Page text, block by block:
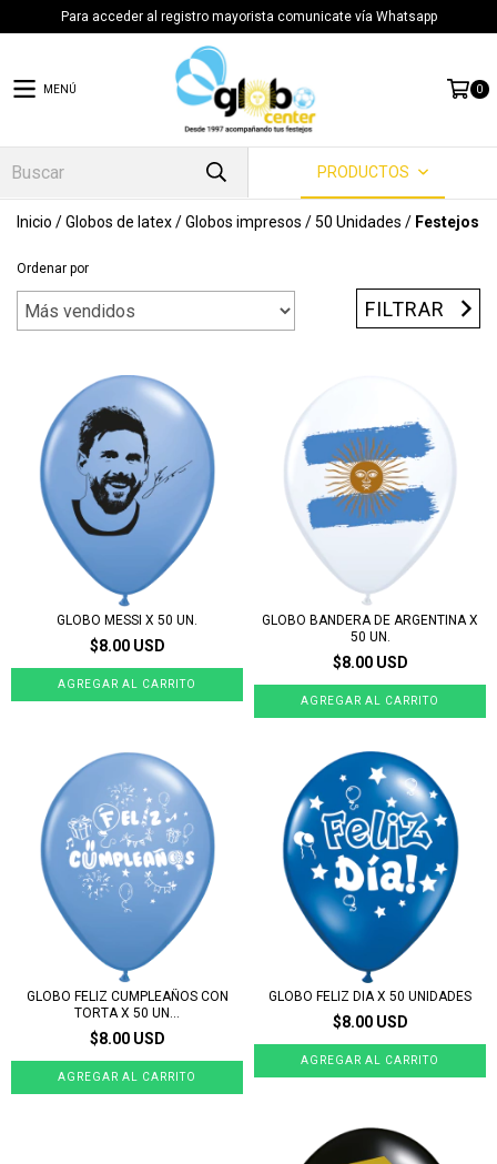
Para acceder al registro mayorista comunicate vía Whatsapp
MENÚ 0
PRODUCTOS
Inicio /Globos de latex/Globos impresos /50 Unidades / Festejos
Ordenar por
FILTRAR
GLOBO MESSI X 50 UN.
$8.00 USD
GLOBO BANDERA DE ARGENTINA X
50 UN.
$8.00 USD
GLOBO FELIZ CUMPLEAÑOS CON
TORTA X 50 UN...
$8.00 USD
GLOBO FELIZ DIA X 50 UNIDADES
$8.00 USD